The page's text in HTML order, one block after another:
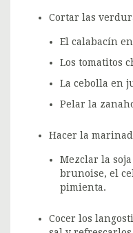
Cortar las
El calabacín
Los tomatitos
La cebolla en
Pelar la
Hacer la
Mezclar la
brunoise, el
pimienta.
Cocer los